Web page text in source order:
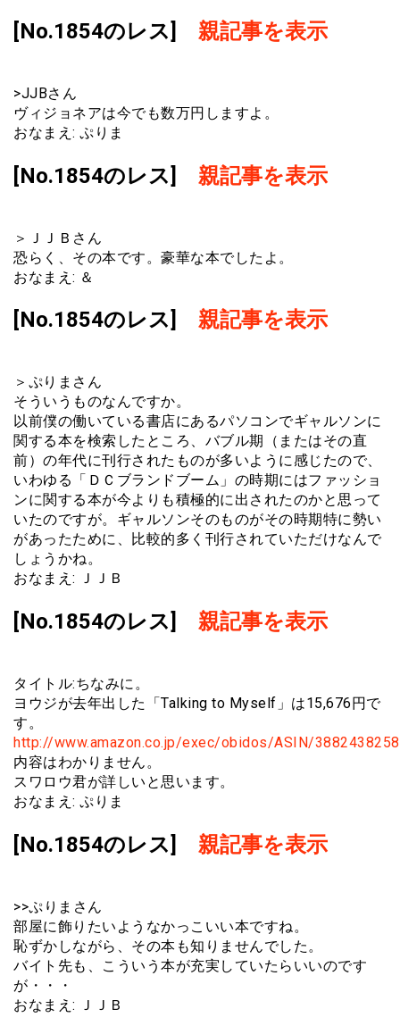
[No.1854のレス] 親記事を表示
>JJBさん
ヴィジョネアは今でも数万円しますよ。
おなまえ: ぷりま
[No.1854のレス] 親記事を表示
＞ＪＪＢさん
恐らく、その本です。豪華な本でしたよ。
おなまえ: ＆
[No.1854のレス] 親記事を表示
＞ぷりまさん
そういうものなんですか。
以前僕の働いている書店にあるパソコンでギャルソンに
関する本を検索したところ、バブル期（またはその直
前）の年代に刊行されたものが多いように感じたので、
いわゆる「ＤＣブランドブーム」の時期にはファッショ
ンに関する本が今よりも積極的に出されたのかと思って
いたのですが。ギャルソンそのものがその時期特に勢い
があったために、比較的多く刊行されていただけなんで
しょうかね。
おなまえ: ＪＪＢ
[No.1854のレス] 親記事を表示
タイトル:ちなみに。
ヨウジが去年出した「Talking to Myself」は15,676円で
す。
http://www.amazon.co.jp/exec/obidos/ASIN/
内容はわかりません。
スワロウ君が詳しいと思います。
おなまえ: ぷりま
[No.1854のレス] 親記事を表示
>>ぷりまさん
部屋に飾りたいようなかっこいい本ですね。
恥ずかしながら、その本も知りませんでした。
バイト先も、こういう本が充実していたらいいのです
が・・・
おなまえ: ＪＪＢ